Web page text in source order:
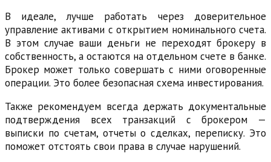
В идеале, лучше работать через доверительное
управление активами с открытием номинального счета.
В этом случае ваши деньги не переходят брокеру в
собственность, а остаются на отдельном счете в банке.
Брокер может только совершать с ними оговоренные
операции. Это более безопасная схема инвестирования.
Также рекомендуем всегда держать документальные
подтверждения всех транзакций с брокером —
выписки по счетам, отчеты о сделках, переписку. Это
поможет отстоять свои права в случае нарушений.